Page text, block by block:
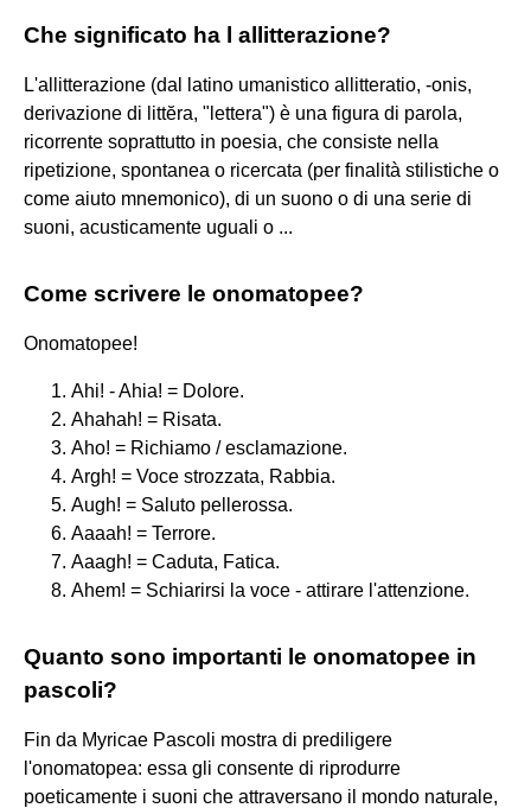
Che significato ha l allitterazione?
L'allitterazione (dal latino umanistico allitteratio, -onis,
derivazione di littĕra, "lettera") è una figura di parola,
ricorrente soprattutto in poesia, che consiste nella
ripetizione, spontanea o ricercata (per finalità stilistiche o
come aiuto mnemonico), di un suono o di una serie di
suoni, acusticamente uguali o ...
Come scrivere le onomatopee?
Onomatopee!
Ahi! - Ahia! = Dolore.
Ahahah! = Risata.
Aho! = Richiamo / esclamazione.
Argh! = Voce strozzata, Rabbia.
Augh! = Saluto pellerossa.
Aaaah! = Terrore.
Aaagh! = Caduta, Fatica.
Ahem! = Schiarirsi la voce - attirare l'attenzione.
Quanto sono importanti le onomatopee in
pascoli?
Fin da Myricae Pascoli mostra di prediligere
l'onomatopea: essa gli consente di riprodurre
poeticamente i suoni che attraversano il mondo naturale,